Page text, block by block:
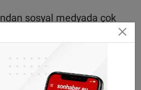
sosyal medyada çok
yönelik kültürel
savundu.